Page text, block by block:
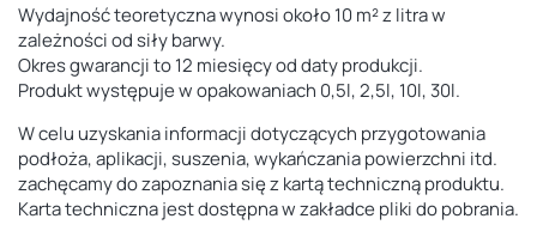
Wydajność teoretyczna wynosi około 10 m² z litra w
zależności od siły barwy.
Okres gwarancji to 12 miesięcy od daty produkcji.
Produkt występuje w opakowaniach 0,5l, 2,5l, 10l, 30l.
W celu uzyskania informacji dotyczących przygotowania
podłoża, aplikacji, suszenia, wykańczania powierzchni itd.
zachęcamy do zapoznania się z kartą techniczną produktu.
Karta techniczna jest dostępna w zakładce pliki do pobrania.